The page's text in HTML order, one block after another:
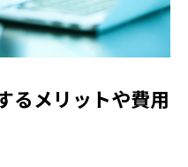
るメリットや費用